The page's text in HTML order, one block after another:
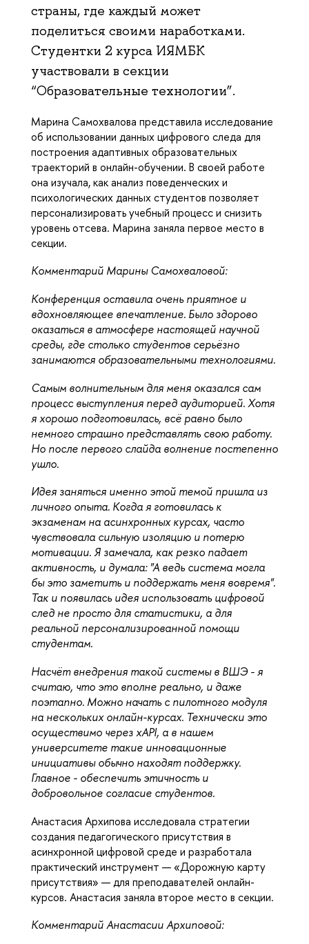
страны, где каждый может
поделиться своими наработками.
Студентки 2 курса ИЯМБК
участвовали в секции
“Образовательные технологии”.
Марина Самохвалова представила исследование
об использовании данных цифрового следа для
построения адаптивных образовательных
траекторий в онлайн-обучении. В своей работе
она изучала, как анализ поведенческих и
психологических данных студентов позволяет
персонализировать учебный процесс и снизить
уровень отсева. Марина заняла первое место в
секции.
Комментарий Марины Самохваловой:
Конференция оставила очень приятное и
вдохновляющее впечатление. Было здорово
оказаться в атмосфере настоящей научной
среды, где столько студентов серьёзно
занимаются образовательными технологиями.
Самым волнительным для меня оказался сам
процесс выступления перед аудиторией. Хотя
я хорошо подготовилась, всё равно было
немного страшно представлять свою работу.
Но после первого слайда волнение постепенно
ушло.
Идея заняться именно этой темой пришла из
личного опыта. Когда я готовилась к
экзаменам на асинхронных курсах, часто
чувствовала сильную изоляцию и потерю
мотивации. Я замечала, как резко падает
активность, и думала: "А ведь система могла
бы это заметить и поддержать меня вовремя".
Так и появилась идея использовать цифровой
след не просто для статистики, а для
реальной персонализированной помощи
студентам.
Насчёт внедрения такой системы в ВШЭ - я
считаю, что это вполне реально, и даже
поэтапно. Можно начать с пилотного модуля
на нескольких онлайн-курсах. Технически это
осуществимо через xAPI, а в нашем
университете такие инновационные
инициативы обычно находят поддержку.
Главное - обеспечить этичность и
добровольное согласие студентов.
Анастасия Архипова исследовала стратегии
создания педагогического присутствия в
асинхронной цифровой среде и разработала
практический инструмент — «Дорожную карту
присутствия» — для преподавателей онлайн-
курсов. Анастасия заняла второе место в секции.
Комментарий Анастасии Архиповой: